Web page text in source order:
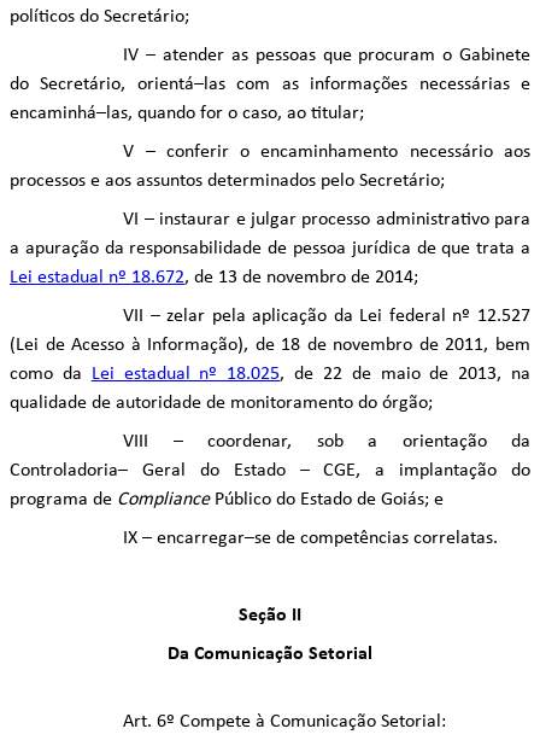
políticos do Secretário;
IV – atender as pessoas que procuram o Gabinete
do Secretário, orientá–las com as informações necessárias e
encaminhá–las, quando for o caso, ao titular;
V – conferir o encaminhamento necessário aos
processos e aos assuntos determinados pelo Secretário;
VI – instaurar e julgar processo administrativo para
a apuração da responsabilidade de pessoa jurídica de que trata a
Lei estadual nº 18.672, de 13 de novembro de 2014;
VII – zelar pela aplicação da Lei federal nº 12.527
(Lei de Acesso à Informação), de 18 de novembro de 2011, bem
como da Lei estadual nº 18.025, de 22 de maio de 2013, na
qualidade de autoridade de monitoramento do órgão;
VIII –coordenar, sob a orientação da
Controladoria– Geral do Estado – CGE, a implantação do
programa de Compliance Público do Estado de Goiás; e
IX – encarregar–se de competências correlatas.
Seção II
Da Comunicação Setorial
Art. 6º Compete à Comunicação Setorial: